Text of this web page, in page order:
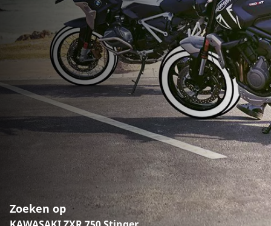
Zoeken op